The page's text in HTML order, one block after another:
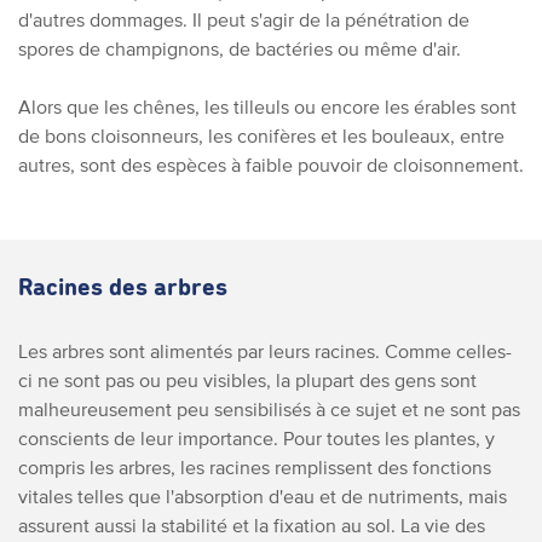
d'autres dommages. Il peut s'agir de la pénétration de
spores de champignons, de bactéries ou même d'air.
Alors que les chênes, les tilleuls ou encore les érables sont
de bons cloisonneurs, les conifères et les bouleaux, entre
autres, sont des espèces à faible pouvoir de cloisonnement.
Racines des arbres
Les arbres sont alimentés par leurs racines. Comme celles-
ci ne sont pas ou peu visibles, la plupart des gens sont
malheureusement peu sensibilisés à ce sujet et ne sont pas
conscients de leur importance. Pour toutes les plantes, y
compris les arbres, les racines remplissent des fonctions
vitales telles que l'absorption d'eau et de nutriments, mais
assurent aussi la stabilité et la fixation au sol. La vie des